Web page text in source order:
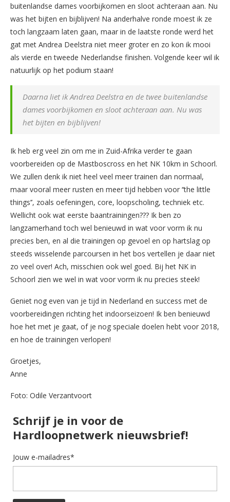
buitenlandse dames voorbijkomen en sloot achteraan aan. Nu
was het bijten en bijblijven! Na anderhalve ronde moest ik ze
toch langzaam laten gaan, maar in de laatste ronde werd het
gat met Andrea Deelstra niet meer groter en zo kon ik mooi
als vierde en tweede Nederlandse finishen. Volgende keer wil ik
natuurlijk op het podium staan!
Daarna liet ik Andrea Deelstra en de twee buitenlandse
dames voorbijkomen en sloot achteraan aan. Nu was
het bijten en bijblijven!
Ik heb erg veel zin om me in Zuid-Afrika verder te gaan
voorbereiden op de Mastboscross en het NK 10km in Schoorl.
We zullen denk ik niet heel veel meer trainen dan normaal,
maar vooral meer rusten en meer tijd hebben voor ‘‘the little
things’’, zoals oefeningen, core, loopscholing, techniek etc.
Wellicht ook wat eerste baantrainingen??? Ik ben zo
langzamerhand toch wel benieuwd in wat voor vorm ik nu
precies ben, en al die trainingen op gevoel en op hartslag op
steeds wisselende parcoursen in het bos vertellen je daar niet
zo veel over! Ach, misschien ook wel goed. Bij het NK in
Schoorl zien we wel in wat voor vorm ik nu precies steek!
Geniet nog even van je tijd in Nederland en success met de
voorbereidingen richting het indoorseizoen! Ik ben benieuwd
hoe het met je gaat, of je nog speciale doelen hebt voor 2018,
en hoe de trainingen verlopen!
Groetjes,
Anne
Foto: Odile Verzantvoort
Schrijf je in voor de
Hardloopnetwerk nieuwsbrief!
Jouw e-mailadres*